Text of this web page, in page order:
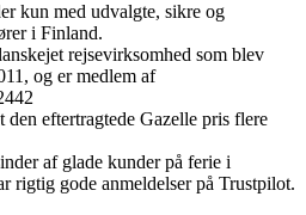
kun med udvalgte, sikre og
i Finland.
rejsevirksomhed som blev
og er medlem af
eftertragtede Gazelle pris flere
af glade kunder på ferie i
rigtig gode anmeldelser på Trustpilot.